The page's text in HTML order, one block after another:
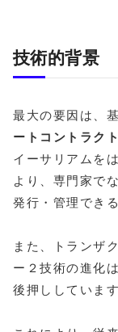
技術的背景
最大の要因は、
ートコントラク
イーサリアムを
より、専門家で
発行・管理でき
また、トランザ
ー２技術の進化
後押ししています